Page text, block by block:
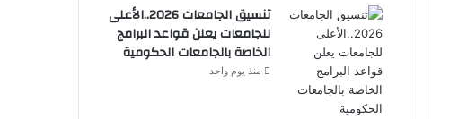
تنسيق الجامعات 2026..الأعلى
للجامعات يعلن قواعد البرامج
الخاصة بالجامعات الحكومية
منذ يوم واحد